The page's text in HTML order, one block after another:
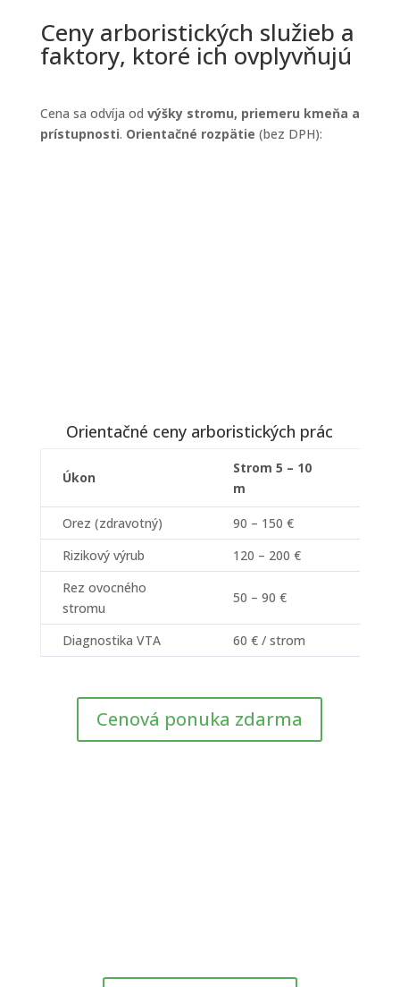
Ceny arboristických služieb a
faktory, ktoré ich ovplyvňujú
Cena sa odvíja od výšky stromu, priemeru kmeňa a
prístupnosti. Orientačné rozpätie (bez DPH):
Orientačné ceny arboristických prác
Úkon
Strom 5 – 10
m
Orez (zdravotný) 90 – 150 €
Rizikový výrub
120 – 200 €
Rez ovocného
stromu
50 – 90 €
Diagnostika VTA 60 € / strom
Cenová ponuka zdarma